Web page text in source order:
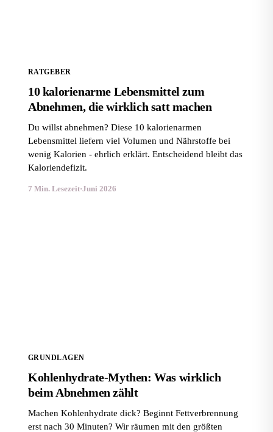
RATGEBER
10 kalorienarme Lebensmittel zum
Abnehmen, die wirklich satt machen
Du willst abnehmen? Diese 10 kalorienarmen
Lebensmittel liefern viel Volumen und Nährstoffe bei
wenig Kalorien - ehrlich erklärt. Entscheidend bleibt das
Kaloriendefizit.
7 Min. Lesezeit·Juni 2026
GRUNDLAGEN
Kohlenhydrate-Mythen: Was wirklich
beim Abnehmen zählt
Machen Kohlenhydrate dick? Beginnt Fettverbrennung
erst nach 30 Minuten? Wir räumen mit den größten